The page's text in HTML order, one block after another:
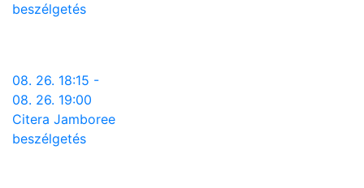
beszélgetés
08. 26. 18:15 -
08. 26. 19:00
Citera Jamboree
beszélgetés